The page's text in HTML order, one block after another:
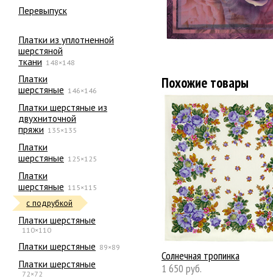
Перевыпуск
Платки из уплотненной
шерстяной
ткани 148×148
Платки
шерстяные 146×146
Платки шерстяные из
двухниточной
пряжи 135×135
Платки
шерстяные 125×125
Платки
шерстяные 115×115
с подрубкой
Платки шерстяные
110×110
Платки шерстяные 89×89
Платки шерстяные
72×72
Похожие товары
Солнечная тропинка
1 650 руб.